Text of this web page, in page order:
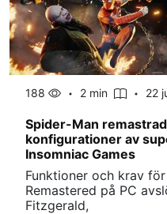
188 2 min 22
Spider-Man
konfigurationer av
Insomniac Games
Funktioner och krav
Remastered på PC
Fitzgerald,